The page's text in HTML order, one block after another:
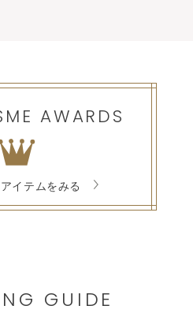
AWARDS
イテムをみる
GUIDE